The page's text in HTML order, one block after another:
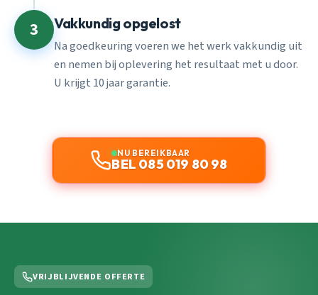
3 Vakkundig opgelost
Na goedkeuring voeren we het werk vakkundig uit
en nemen bij oplevering het resultaat met u door.
U krijgt 10 jaar garantie.
NU BEREIKBAAR
BEL 085 019 80 98
VRIJBLIJVENDE OFFERTE